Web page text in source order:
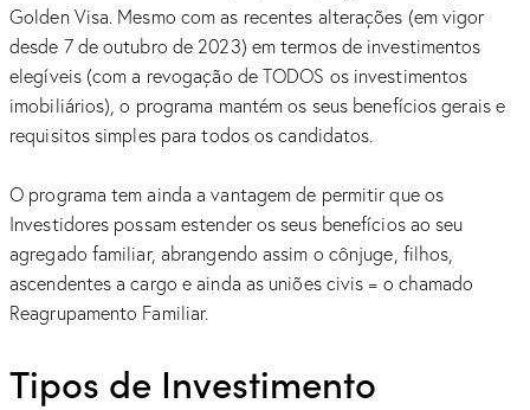
Golden Visa. Mesmo com as recentes alterações (em vigor
desde 7 de outubro de 2023) em termos de investimentos
elegíveis (com a revogação de TODOS os investimentos
imobiliários), o programa mantém os seus benefícios gerais e
requisitos simples para todos os candidatos.
O programa tem ainda a vantagem de permitir que os
Investidores possam estender os seus benefícios ao seu
agregado familiar, abrangendo assim o cônjuge, filhos,
ascendentes a cargo e ainda as uniões civis = o chamado
Reagrupamento Familiar.
Tipos de Investimento